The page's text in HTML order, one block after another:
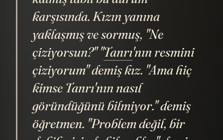
karşısında. Kızın yanına
yaklaşmış ve sormuş, "Ne
çiziyorsun?" "Tanrı'nın resmini
çiziyorum" demiş kız. "Ama hiç
kimse Tanrı'nın nasıl
göründüğünü bilmiyor." demiş
öğretmen. "Problem değil, bir